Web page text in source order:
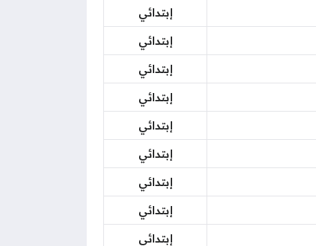
إبتدائي
إبتدائي
إبتدائي
إبتدائي
إبتدائي
إبتدائي
إبتدائي
إبتدائي
إبتدائي